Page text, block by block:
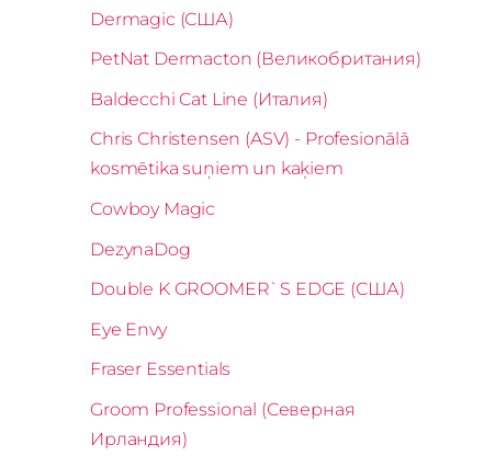
Dermagic (США)
PetNat Dermacton (Великобритания)
Baldecchi Cat Line (Италия)
Chris Christensen (ASV) - Profesionālā
kosmētika suņiem un kaķiem
Cowboy Magic
DezynaDog
Double K GROOMER`S EDGE (США)
Eye Envy
Fraser Essentials
Groom Professional (Северная
Ирландия)